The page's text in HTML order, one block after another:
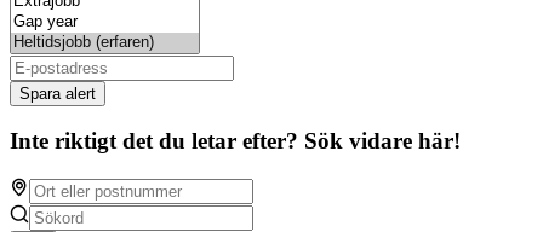
Spara alert
Inte riktigt det du letar efter? Sök vidare här!